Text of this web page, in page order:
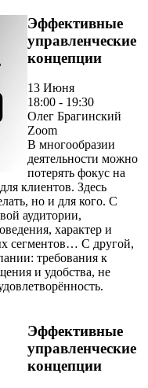
Эффективные
управленческие
концепции
13 Июня
18:00 - 19:30
Олег Брагинский
Zoom
В многообразии
деятельности можно
потерять фокус на
клиентов. Здесь
но и для кого. С
аудитории,
характер и
сегментов… С другой,
требования к
и удобства, не
Эффективные
управленческие
концепции